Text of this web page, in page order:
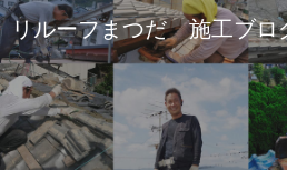
リルーフまつだ 施工ブロ